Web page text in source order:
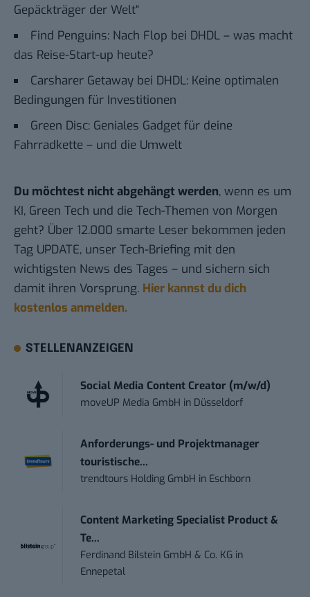
Gepäckträger der Welt“
Find Penguins: Nach Flop bei DHDL – was macht
das Reise-Start-up heute?
Carsharer Getaway bei DHDL: Keine optimalen
Bedingungen für Investitionen
Green Disc: Geniales Gadget für deine
Fahrradkette – und die Umwelt
Du möchtest nicht abgehängt werden, wenn es um
KI, Green Tech und die Tech-Themen von Morgen
geht? Über 12.000 smarte Leser bekommen jeden
Tag UPDATE, unser Tech-Briefing mit den
wichtigsten News des Tages – und sichern sich
damit ihren Vorsprung. Hier kannst du dich
kostenlos anmelden.
STELLENANZEIGEN
Social Media Content Creator (m/w/d)
moveUP Media GmbH in Düsseldorf
Anforderungs- und Projektmanager
touristische...
trendtours Holding GmbH in Eschborn
Content Marketing Specialist Product &
Te...
Ferdinand Bilstein GmbH & Co. KG in
Ennepetal